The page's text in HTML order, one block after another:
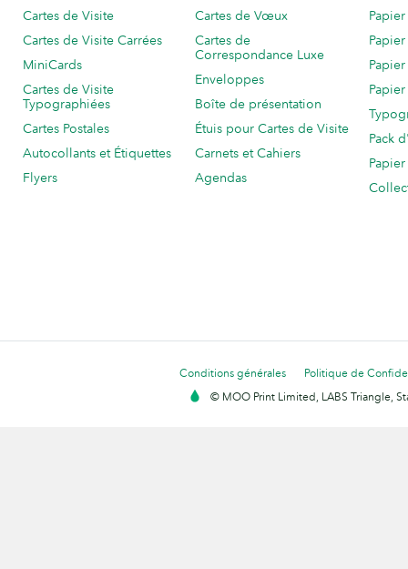
Cartes de Visite
Cartes de Visite Carrées
MiniCards
Cartes de Visite
Typographiées
Cartes Postales
Autocollants et Étiquettes
Flyers
Cartes de Vœux
Cartes de
Correspondance Luxe
Enveloppes
Boîte de présentation
Étuis pour Cartes de Visite
Carnets et Cahiers
Agendas
Pack
Conditions générales
Politique de
© MOO Print Limited, LABS Triangle,